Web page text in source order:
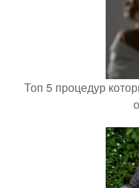
Топ 5 процедур